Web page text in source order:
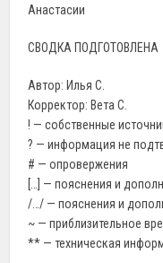
Анастасии
СВОДКА ПОДГОТОВЛЕНА
Автор: Илья С.
Корректор: Вета С.
! — собственные
? — информация не
# — опровержения
[…] — пояснения и
/…/ — пояснения и
~ — приблизительное
** — техническая